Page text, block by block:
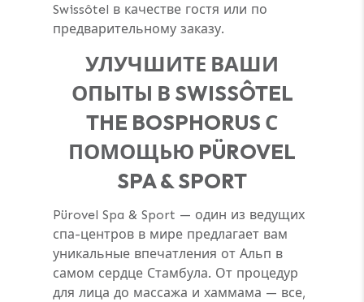
Swissôtel в качестве гостя или по
предварительному заказу.
УЛУЧШИТЕ ВАШИ
ОПЫТЫ В SWISSÔTEL
THE BOSPHORUS С
ПОМОЩЬЮ PÜROVEL
SPA & SPORT
Pürovel Spa & Sport — один из ведущих
спа-центров в мире предлагает вам
уникальные впечатления от Альп в
самом сердце Стамбула. От процедур
для лица до массажа и хаммама — все,